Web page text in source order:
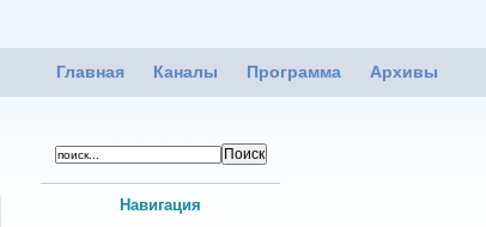
Главная Каналы Программа Архивы
Навигация